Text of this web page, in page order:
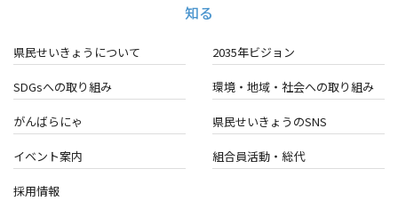
知る
県民せいきょうについて 2035年ビジョン
SDGsへの取り組み 環境・地域・ 社会への取り組み
がんばらにゃ 県民せいきょうのSNS
イベント案内 組合員活動・総代
採用情報